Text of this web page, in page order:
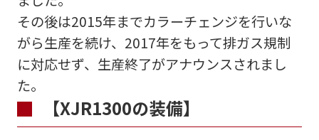
その後は2015年までカラーチェンジを行いな
がら生産を続け、2017年をもって排ガス規制
に対応せず、生産終了がアナウンスされまし
た。
【XJR1300の装備】